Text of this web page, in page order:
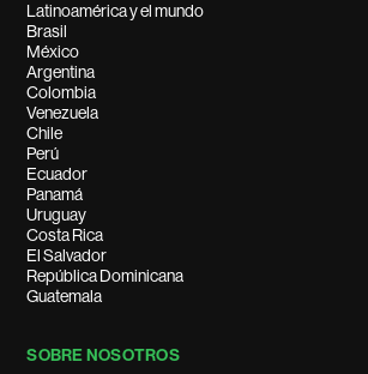
Latinoamérica y el mundo
Brasil
México
Argentina
Colombia
Venezuela
Chile
Perú
Ecuador
Panamá
Uruguay
Costa Rica
El Salvador
República Dominicana
Guatemala
SOBRE NOSOTROS